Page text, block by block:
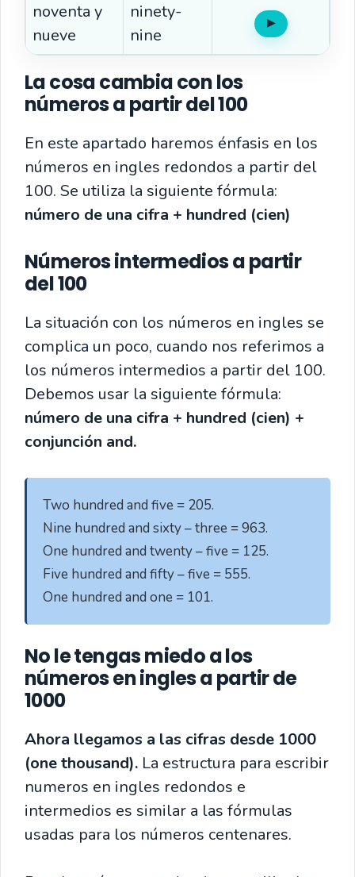
noventa y
nueve
ninety-
nine
▶Oír
La cosa cambia con los
números a partir del 100
En este apartado haremos énfasis en los
números en ingles redondos a partir del
100. Se utiliza la siguiente fórmula:
número de una cifra + hundred (cien)
Números intermedios a partir
del 100
La situación con los números en ingles se
complica un poco, cuando nos referimos a
los números intermedios a partir del 100.
Debemos usar la siguiente fórmula:
número de una cifra + hundred (cien) +
conjunción and.
Two hundred and five = 205.
Nine hundred and sixty – three = 963.
One hundred and twenty – five = 125.
Five hundred and fifty – five = 555.
One hundred and one = 101.
No le tengas miedo a los
números en ingles a partir de
1000
Ahora llegamos a las cifras desde 1000
(one thousand). La estructura para escribir
numeros en ingles redondos e
intermedios es similar a las fórmulas
usadas para los números centenares.